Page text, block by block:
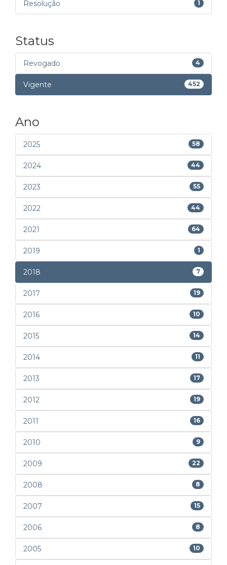
Resolução 1
Status
Revogado 4
Vigente 452
Ano
2025 58
2024 44
2023 55
2022 44
2021 64
2019 1
2018 7
2017 19
2016 10
2015 14
2014 11
2013 17
2012 19
2011 16
2010 9
2009 22
2008 8
2007 15
2006 8
2005 10